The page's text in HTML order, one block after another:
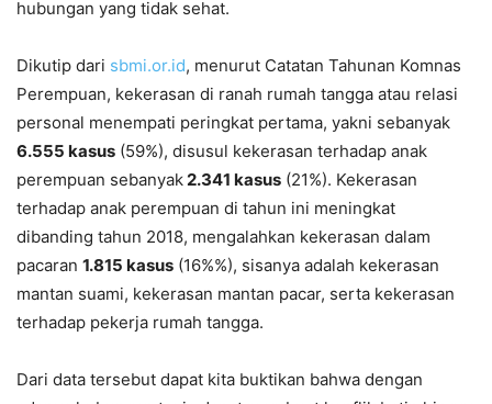
hubungan yang tidak sehat.
Dikutip dari sbmi.or.id, menurut Catatan Tahunan Komnas
Perempuan, kekerasan di ranah rumah tangga atau relasi
personal menempati peringkat pertama, yakni sebanyak
6.555 kasus (59%), disusul kekerasan terhadap anak
perempuan sebanyak2.341 kasus (21%). Kekerasan
terhadap anak perempuan di tahun ini meningkat
dibanding tahun 2018, mengalahkan kekerasan dalam
pacaran 1.815 kasus (16%%), sisanya adalah kekerasan
mantan suami, kekerasan mantan pacar, serta kekerasan
terhadap pekerja rumah tangga.
Dari data tersebut dapat kita buktikan bahwa dengan